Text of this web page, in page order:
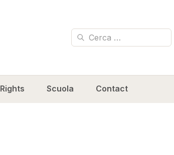
Cerca
Rights Scuola Contact